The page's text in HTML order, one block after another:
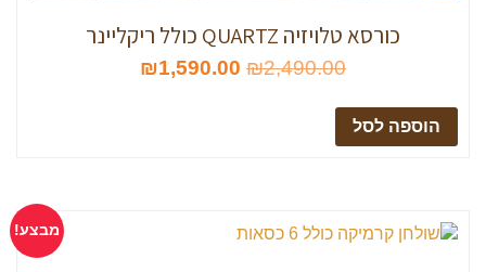
כורסא טלויזיה QUARTZ כולל ריקליינר
₪2,490.00
₪1,590.00
הוספה לסל
מבצע!